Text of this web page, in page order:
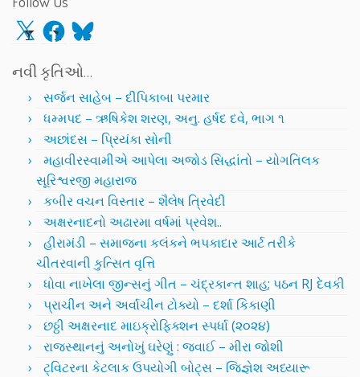
X Facebook
Bluesky
નવી કૃતિઓ…
સર્જન સાહેબ – દીપિકાબા પરમાર
ધમ્મપદ – ઋષિકેશ શરણ, અનુ. હર્ષદ દવે, ભાગ ૧
અછાંદસ – પ્રિયંકા સોની
મહાવીરસ્વામીએ આપેલા અજોડ સિદ્ધાંતો – યોગતિલક
સૂરિશ્વરજી મહારાજ
કબીર વચન વિસ્તાર – શૈલેષ ત્રિવેદી
અક્ષરનાદનો અઢારમા વર્ષમાં પ્રવેશ..
હીરામંડી – સમાજના કલંકને ભપકાદાર આર્ટ તરીકે
ચીતરવાની કુત્સિત વૃત્તિ
ધોવા નાખેલા જીન્સનું ગીત – ચંદ્રકાન્ત શાહ; પઠન RJ દેવકી
પ્રાચીન અને અર્વાચીન ટોક્યો – દર્શા કિકાણી
છઠ્ઠી અક્ષરનાદ માઇક્રોફિક્શન સ્પર્ધા (૨૦૨૪)
રાજસ્થાનનું અનોખું ઘરેણું : જવાઈ – મીરા જોશી
ટ્વિટરના કેટલાક ઉપયોગી બોટ્સ – જિજ્ઞેશ અધ્યારૂ